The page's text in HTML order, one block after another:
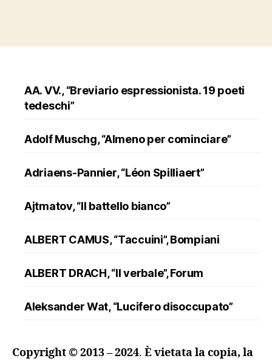
AA. VV., “Breviario espressionista. 19 poeti
tedeschi”
Adolf Muschg, “Almeno per cominciare”
Adriaens-Pannier, “Léon Spilliaert”
Ajtmatov, “Il battello bianco”
ALBERT CAMUS, “Taccuini”, Bompiani
ALBERT DRACH, “Il verbale”, Forum
Aleksander Wat, “Lucifero disoccupato”
ranuncolo”, Oscar Mondadori
Copyright © 2013 – 2024. È vietata la copia, la